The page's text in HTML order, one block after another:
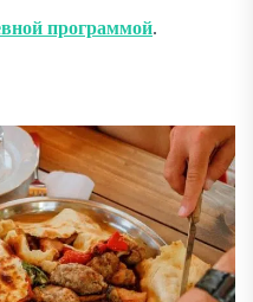
программой.